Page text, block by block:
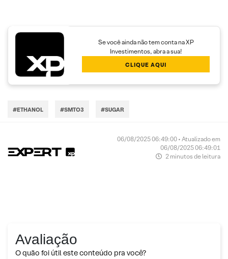
Se você ainda não tem conta na XP
Investimentos, abra a sua!
CLIQUE AQUI
#ETHANOL #SMTO3 #SUGAR
06/08/2025 06:49:00 • Atualizado em
06/08/2025 06:49:01
2 minutos de leitura
Avaliação
O quão foi útil este conteúdo pra você?